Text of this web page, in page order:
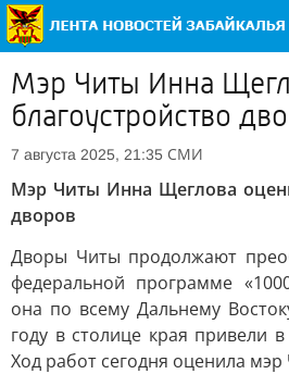
Мэр Читы Инна
благоустройство
7 августа 2025, 21:35 СМИ
Мэр Читы Инна Щеглова
дворов
Дворы Читы продолжают
федеральной программе
она по всему Дальнему
году в столице края привели
Ход работ сегодня оценила